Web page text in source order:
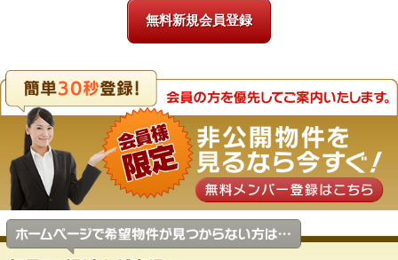
無料新規会員登録